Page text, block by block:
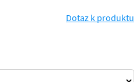
Dotaz k produktu